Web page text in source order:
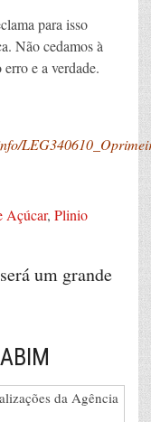
para isso
Não cedamos à
e a verdade.
Açúcar, Plinio
um grande
da Agência